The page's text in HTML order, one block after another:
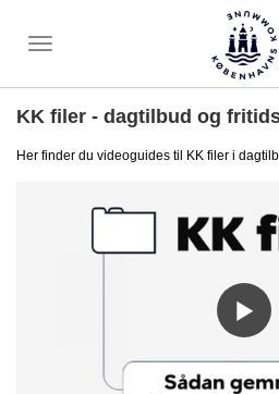
Toggle
KK filer - dagtilbud og
Her finder du videoguides til KK filer i